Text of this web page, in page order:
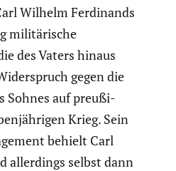
Wilhelm Ferdi­nands
militä­ri­sche
des Vaters hinaus
gegen die
Sohnes auf preußi­
Krieg. Sein
behielt Carl
aller­dings selbst dann